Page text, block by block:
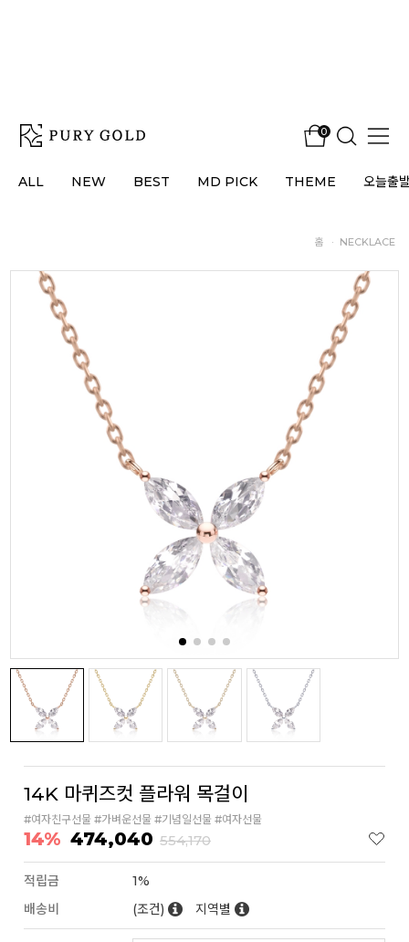
0
ALL NEW BEST MD PICK THEME 오늘출
홈 · NECKLACE
14K 마퀴즈컷 플라워 목걸이
#여자친구선물 #가벼운선물 #기념일선물 #여자선물
14% 474,040 554,170
적립금
1%
배송비
(조건) 지역별